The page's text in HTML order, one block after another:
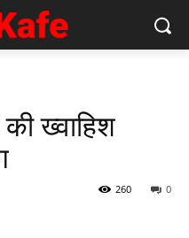
ख्‍वाहिश
0
260